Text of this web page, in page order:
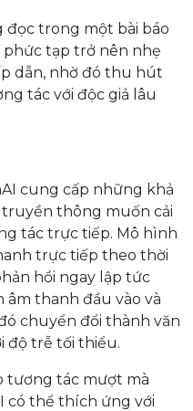
đọc trong một bài báo
phức tạp trở nên nhẹ
dẫn, nhờ đó thu hút
tác với độc giả lâu
cung cấp những khả
thông muốn cải
tác trực tiếp. Mô hình
trực tiếp theo thời
hồi ngay lập tức
âm thanh đầu vào và
chuyển đổi thành văn
độ trễ tối thiểu.
tương tác mượt mà
có thể thích ứng với